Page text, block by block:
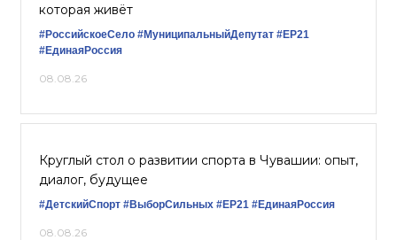
которая живёт
#РоссийскоеСело #МуниципальныйДепутат #ЕР21
#ЕдинаяРоссия
08.08.26
Круглый стол о развитии спорта в Чувашии: опыт,
диалог, будущее
#ДетскийСпорт #ВыборСильных #ЕР21 #ЕдинаяРоссия
08.08.26